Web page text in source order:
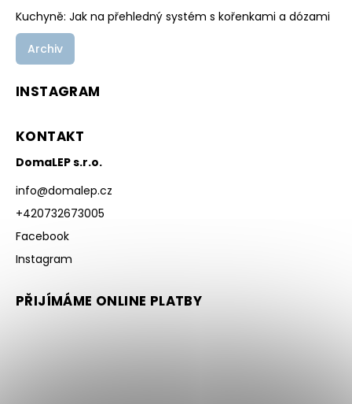
Kuchyně: Jak na přehledný systém s kořenkami a dózami
Archiv
INSTAGRAM
KONTAKT
DomaLEP s.r.o.
info@domalep.cz
+420732673005
Facebook
Instagram
PŘIJÍMÁME ONLINE PLATBY